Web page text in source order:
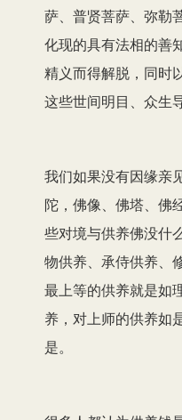
萨、普贤菩萨、弥勒
化现的具有法相的善
精义而得解脱，同时
这些世间明目、众生
我们如果没有因缘亲
陀，佛像、佛塔、佛
些对境与供养佛没什
物供养、承侍供养、
最上等的供养就是如
养，对上师的供养如
是。